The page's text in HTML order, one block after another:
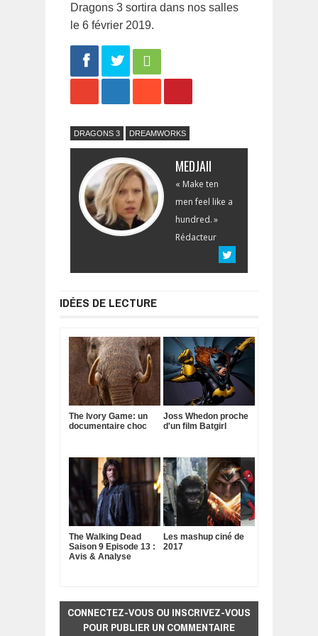
Dragons 3 sortira dans nos salles
le 6 février 2019.
DRAGONS 3 DREAMWORKS
MEDJAII
« Make ten
men feel like a
hundred. »
Rédacteur
IDÉES DE LECTURE
The Ivory Game: un
documentaire choc
Joss Whedon proche
d'un film Batgirl
The Walking Dead
Saison 9 Episode 13 :
Avis & Analyse
Les mashup ciné de
2017
CONNECTEZ-VOUS OU INSCRIVEZ-VOUS
POUR PUBLIER UN COMMENTAIRE